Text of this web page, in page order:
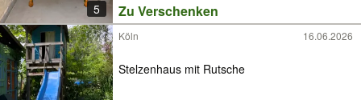
5 Zu Verschenken
Köln 16.06.2026
Stelzenhaus mit Rutsche